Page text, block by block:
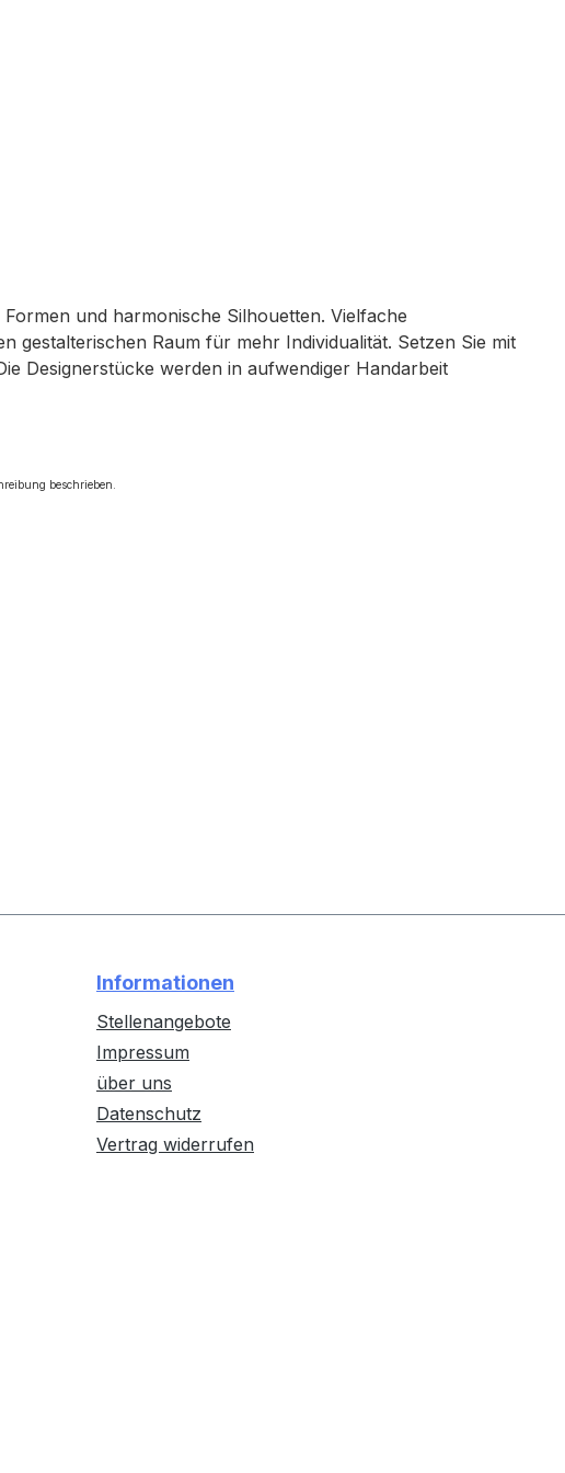
und harmonische Silhouetten. Vielfache
gestalterischen Raum für mehr Individualität. Setzen Sie mit
Designerstücke werden in aufwendiger Handarbeit
beschrieben.
Informationen
Stellenangebote
Impressum
über uns
Datenschutz
Vertrag widerrufen